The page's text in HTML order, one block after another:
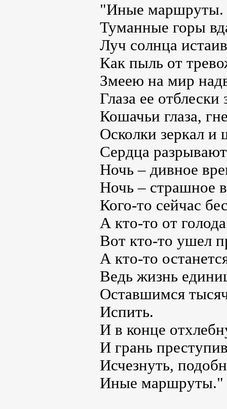
"Иные маршруты.
Туманные горы
Луч солнца
Как пыль от
Змеею на мир
Глаза ее
Кошачьи глаза,
Осколки зеркал
Сердца
Ночь – дивное
Ночь – страшное
Кого-то сейчас
А кто-то от
Вот кто-то ушел
А кто-то
Ведь жизнь
Оставшимся
Испить.
И в конце
И грань
Исчезнуть,
Иные маршруты."